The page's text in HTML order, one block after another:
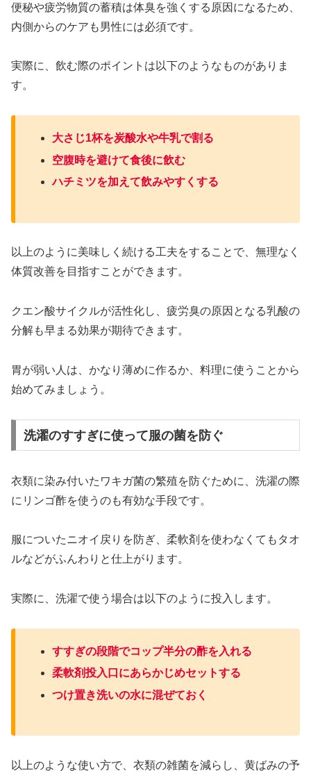
便秘や疲労物質の蓄積は体臭を強くする原因になるため、
内側からのケアも男性には必須です。
実際に、飲む際のポイントは以下のようなものがありま
す。
大さじ1杯を炭酸水や牛乳で割る
空腹時を避けて食後に飲む
ハチミツを加えて飲みやすくする
以上のように美味しく続ける工夫をすることで、無理なく
体質改善を目指すことができます。
クエン酸サイクルが活性化し、疲労臭の原因となる乳酸の
分解も早まる効果が期待できます。
胃が弱い人は、かなり薄めに作るか、料理に使うことから
始めてみましょう。
洗濯のすすぎに使って服の菌を防ぐ
衣類に染み付いたワキガ菌の繁殖を防ぐために、洗濯の際
にリンゴ酢を使うのも有効な手段です。
服についたニオイ戻りを防ぎ、柔軟剤を使わなくてもタオ
ルなどがふんわりと仕上がります。
実際に、洗濯で使う場合は以下のように投入します。
すすぎの段階でコップ半分の酢を入れる
柔軟剤投入口にあらかじめセットする
つけ置き洗いの水に混ぜておく
以上のような使い方で、衣類の雑菌を減らし、黄ばみの予